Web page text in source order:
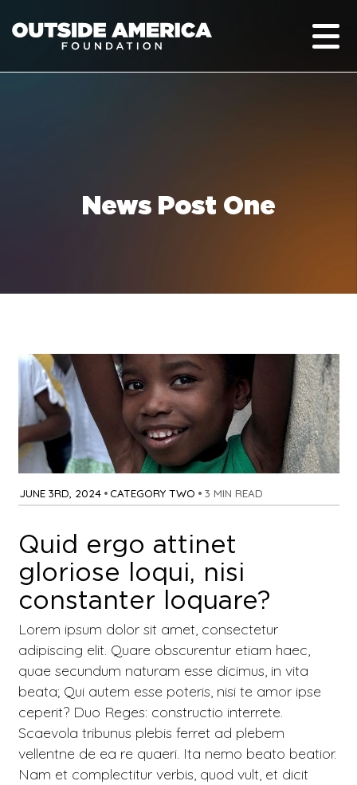
News Post One
JUNE 3RD, 2024 •CATEGORY TWO • 3 MIN READ
Quid ergo attinet
gloriose loqui, nisi
constanter loquare?
Lorem ipsum dolor sit amet, consectetur
adipiscing elit. Quare obscurentur etiam haec,
quae secundum naturam esse dicimus, in vita
beata; Qui autem esse poteris, nisi te amor ipse
ceperit? Duo Reges: constructio interrete.
Scaevola tribunus plebis ferret ad plebem
vellentne de ea re quaeri. Ita nemo beato beatior.
Nam et complectitur verbis, quod vult, et dicit